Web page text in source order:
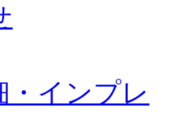
・インプレ